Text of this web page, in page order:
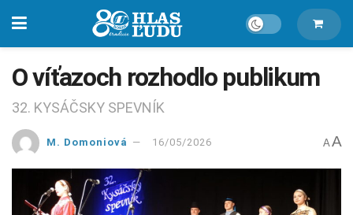
O víťazoch rozhodlo publikum
32. KYSÁČSKY SPEVNÍK
M. Domoniová 16/05/2026 A A